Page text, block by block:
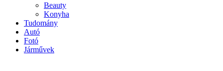
Beauty
Konyha
Tudomány
Autó
Fotó
Járművek